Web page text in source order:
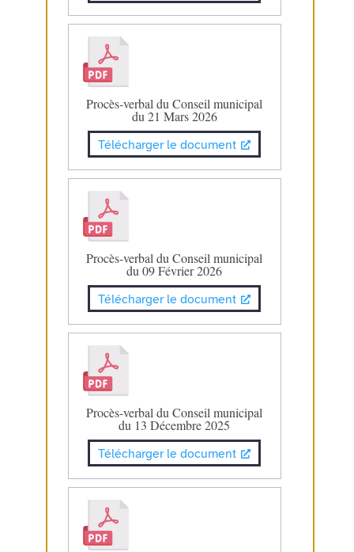
Procès-verbal du Conseil municipal
du 21 Mars 2026
Télécharger le document
Procès-verbal du Conseil municipal
du 09 Février 2026
Télécharger le document
Procès-verbal du Conseil municipal
du 13 Décembre 2025
Télécharger le document